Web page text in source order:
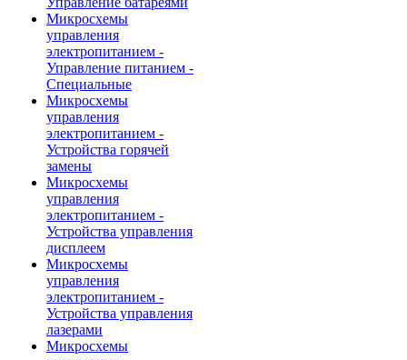
Микросхемы
управления
электропитанием -
Управление питанием -
Специальные
Микросхемы
управления
электропитанием -
Устройства горячей
замены
Микросхемы
управления
электропитанием -
Устройства управления
дисплеем
Микросхемы
управления
электропитанием -
Устройства управления
лазерами
Микросхемы